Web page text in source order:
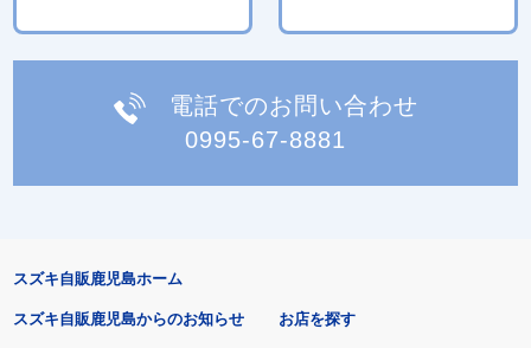
電話でのお問い合わせ
0995-67-8881
スズキ自販鹿児島ホーム
スズキ自販鹿児島からのお知らせ お店を探す